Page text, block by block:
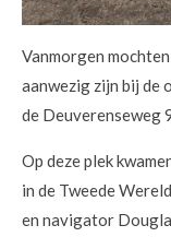
Vanmorgen
aanwezig zijn bij de
de Deuverenseweg
Op deze plek
in de Tweede
en navigator